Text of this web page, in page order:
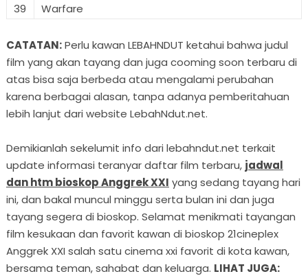
39
Warfare
CATATAN:Perlu kawan LEBAHNDUT ketahui bahwa judul
film yang akan tayang dan juga cooming soon terbaru di
atas bisa saja berbeda atau mengalami perubahan
karena berbagai alasan, tanpa adanya pemberitahuan
lebih lanjut dari website LebahNdut.net.
Demikianlah sekelumit info dari lebahndut.net terkait
update informasi teranyar daftar film terbaru, jadwal
dan htm bioskop Anggrek XXI yang sedang tayang hari
ini, dan bakal muncul minggu serta bulan ini dan juga
tayang segera di bioskop. Selamat menikmati tayangan
film kesukaan dan favorit kawan di bioskop 21cineplex
Anggrek XXI salah satu cinema xxi favorit di kota kawan,
bersama teman, sahabat dan keluarga. LIHAT JUGA: